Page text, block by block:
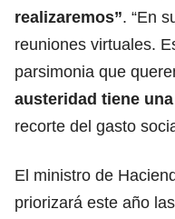
realizaremos”. “En
reuniones virtuales.
parsimonia que
austeridad tiene
recorte del gasto
El ministro de
priorizará este año